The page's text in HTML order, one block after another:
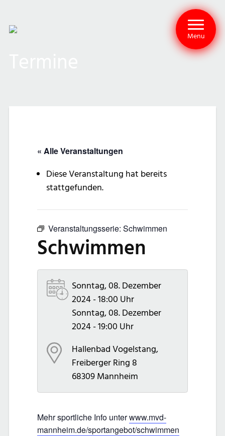
Menu
« Alle Veranstaltungen
Diese Veranstaltung hat bereits
stattgefunden.
Veranstaltungsserie: Schwimmen
Schwimmen
Sonntag, 08. Dezember
2024 - 18:00 Uhr
Sonntag, 08. Dezember
2024 - 19:00 Uhr
Hallenbad Vogelstang,
Freiberger Ring 8
68309 Mannheim
Mehr sportliche Info unterwww.mvd-
mannheim.de/sportangebot/schwimmen